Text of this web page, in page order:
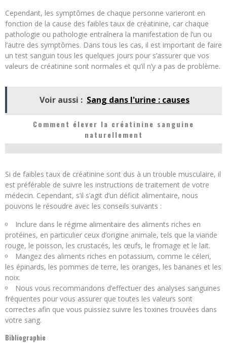
Cependant, les symptômes de chaque personne varieront en
fonction de la cause des faibles taux de créatinine, car chaque
pathologie ou pathologie entraînera la manifestation de l’un ou
l’autre des symptômes. Dans tous les cas, il est important de faire
un test sanguin tous les quelques jours pour s’assurer que vos
valeurs de créatinine sont normales et qu’il n’y a pas de problème.
Voir aussi : Sang dans l'urine : causes
Comment élever la créatinine sanguine
naturellement
Si de faibles taux de créatinine sont dus à un trouble musculaire, il
est préférable de suivre les instructions de traitement de votre
médecin. Cependant, s’il s’agit d’un déficit alimentaire, nous
pouvons le résoudre avec les conseils suivants :
Inclure dans le régime alimentaire des aliments riches en
protéines, en particulier ceux d’origine animale, tels que la viande
rouge, le poisson, les crustacés, les œufs, le fromage et le lait.
Mangez des aliments riches en potassium, comme le céleri,
les épinards, les pommes de terre, les oranges, les bananes et les
noix.
Nous vous recommandons d’effectuer des analyses sanguines
fréquentes pour vous assurer que toutes les valeurs sont
correctes afin que vous puissiez suivre les toxines trouvées dans
votre sang.
Bibliographie